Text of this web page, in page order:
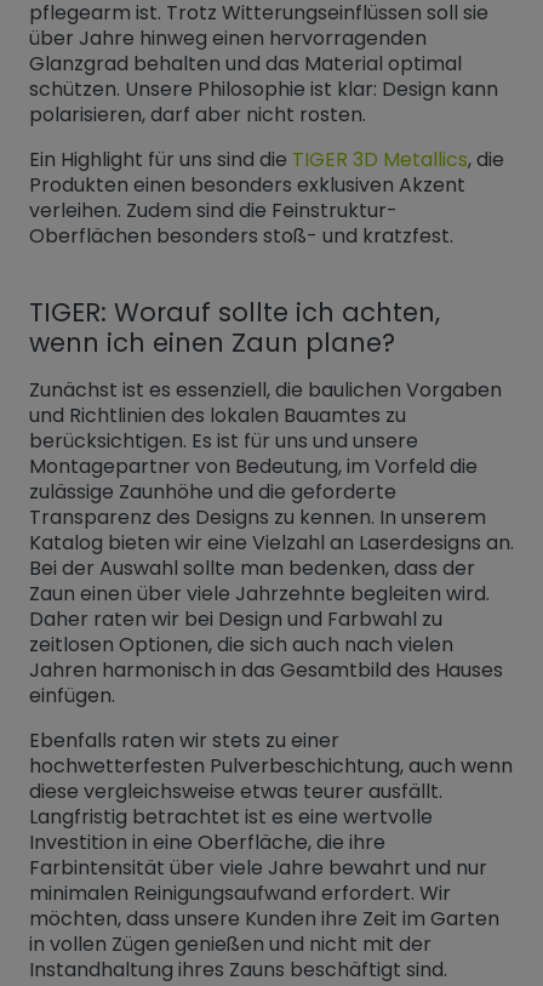
pflegearm ist. Trotz Witterungseinflüssen soll sie
über Jahre hinweg einen hervorragenden
Glanzgrad behalten und das Material optimal
schützen. Unsere Philosophie ist klar: Design kann
polarisieren, darf aber nicht rosten.
Ein Highlight für uns sind die TIGER 3D Metallics, die
Produkten einen besonders exklusiven Akzent
verleihen. Zudem sind die Feinstruktur-
Oberflächen besonders stoß- und kratzfest.
TIGER: Worauf sollte ich achten,
wenn ich einen Zaun plane?
Zunächst ist es essenziell, die baulichen Vorgaben
und Richtlinien des lokalen Bauamtes zu
berücksichtigen. Es ist für uns und unsere
Montagepartner von Bedeutung, im Vorfeld die
zulässige Zaunhöhe und die geforderte
Transparenz des Designs zu kennen. In unserem
Katalog bieten wir eine Vielzahl an Laserdesigns an.
Bei der Auswahl sollte man bedenken, dass der
Zaun einen über viele Jahrzehnte begleiten wird.
Daher raten wir bei Design und Farbwahl zu
zeitlosen Optionen, die sich auch nach vielen
Jahren harmonisch in das Gesamtbild des Hauses
einfügen.
Ebenfalls raten wir stets zu einer
hochwetterfesten Pulverbeschichtung, auch wenn
diese vergleichsweise etwas teurer ausfällt.
Langfristig betrachtet ist es eine wertvolle
Investition in eine Oberfläche, die ihre
Farbintensität über viele Jahre bewahrt und nur
minimalen Reinigungsaufwand erfordert. Wir
möchten, dass unsere Kunden ihre Zeit im Garten
in vollen Zügen genießen und nicht mit der
Instandhaltung ihres Zauns beschäftigt sind.